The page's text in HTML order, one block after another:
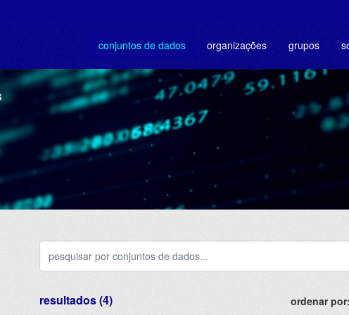
conjuntos de dados organizações grupos
ordenar por
resultados (4)